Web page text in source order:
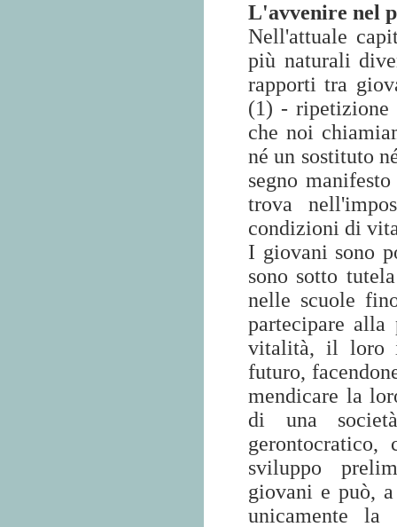
L'avvenire nel
Nell'attuale
più naturali
rapporti tra
(1) - ripetizione
che noi
né un sostituto
segno
trova
condizioni di
I giovani sono
sono sotto
nelle scuole
partecipare
vitalità, il loro
futuro,
mendicare la
di una
sviluppo
giovani e può,
unicamente la